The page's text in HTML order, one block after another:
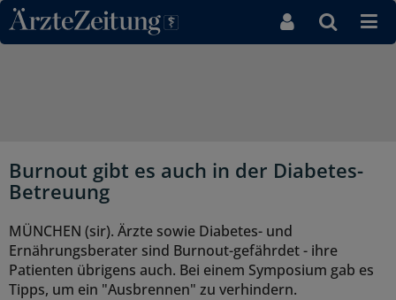
Direkt zum Inhaltsbereich
Burnout gibt es auch in der Diabetes-
Betreuung
MÜNCHEN (sir). Ärzte sowie Diabetes- und
Ernährungsberater sind Burnout-gefährdet - ihre
Patienten übrigens auch. Bei einem Symposium gab es
Tipps, um ein "Ausbrennen" zu verhindern.